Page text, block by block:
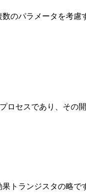
のパラメータを考
セスであり、その
トランジスタの略